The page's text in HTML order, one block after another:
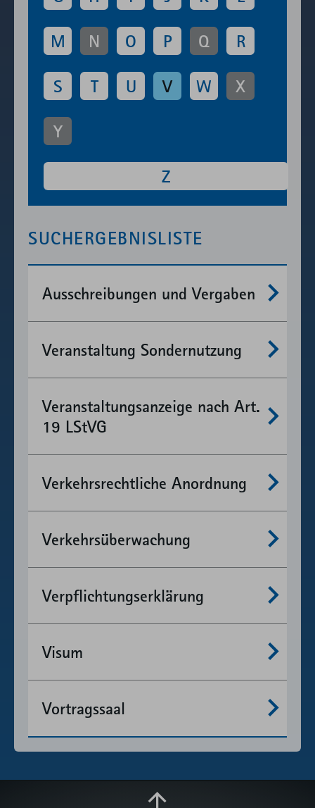
M N O P Q R
S T U V W X
Y
Z
SUCHERGEBNISLISTE
Ausschreibungen und Vergaben
Veranstaltung Sondernutzung
Veranstaltungsanzeige nach Art.
19 LStVG
Verkehrsrechtliche Anordnung
Verkehrsüberwachung
Verpflichtungserklärung
Visum
Vortragssaal
des lokal
eingebunden